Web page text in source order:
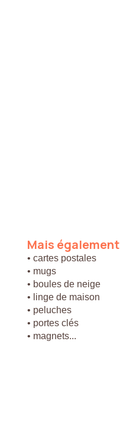
Mais également
• cartes postales
• mugs
• boules de neige
• linge de maison
• peluches
• portes clés
• magnets...